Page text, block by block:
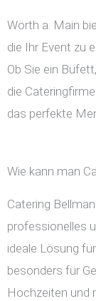
Wörth a. Main
die Ihr Event zu
Ob Sie ein
die
das perfekte
Wie kann man
Catering
professionelles
ideale Lösung
besonders für
Hochzeiten und